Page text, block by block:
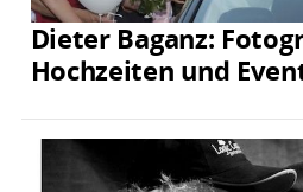
Dieter Baganz:
Hochzeiten und